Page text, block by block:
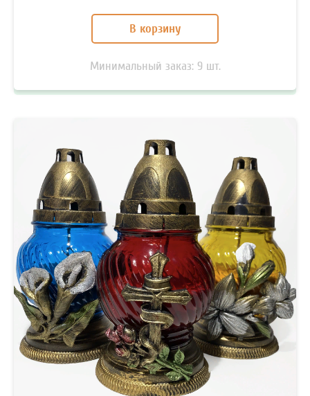
В корзину
Минимальный заказ: 9 шт.